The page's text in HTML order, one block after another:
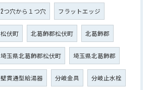
2つ穴から１つ穴 フラットエッジ
松伏町 北葛飾郡松伏町 北葛飾郡
埼玉県北葛飾郡松伏町 埼玉県北葛飾郡
壁貫通型給湯器 分岐金具 分岐止水栓